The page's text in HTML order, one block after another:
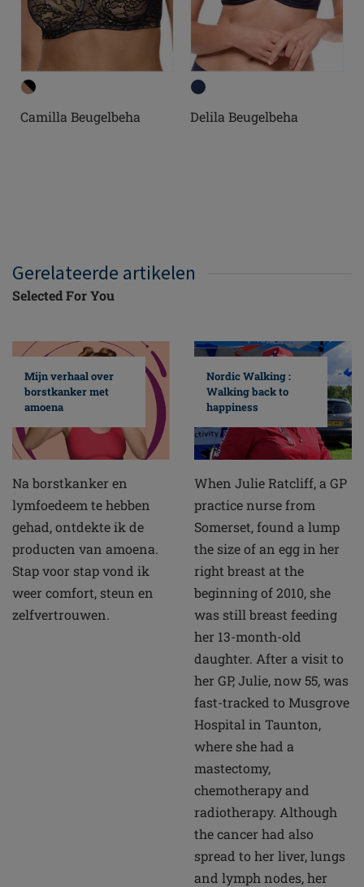
Camilla Beugelbeha Delila Beugelbeha
Gerelateerde artikelen
Selected For You
Mijn verhaal over
borstkanker met
amoena
Na borstkanker en
lymfoedeem te hebben
gehad, ontdekte ik de
producten van amoena.
Stap voor stap vond ik
weer comfort, steun en
zelfvertrouwen.
Nordic Walking :
Walking back to
happiness
When Julie Ratcliff, a GP
practice nurse from
Somerset, found a lump
the size of an egg in her
right breast at the
beginning of 2010, she
was still breast feeding
her 13-month-old
daughter. After a visit to
her GP, Julie, now 55, was
fast-tracked to Musgrove
Hospital in Taunton,
where she had a
mastectomy,
chemotherapy and
radiotherapy. Although
the cancer had also
spread to her liver, lungs
and lymph nodes, her